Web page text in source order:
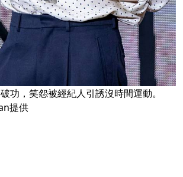
功，笑怨被經紀人引誘沒時間運動。
提供